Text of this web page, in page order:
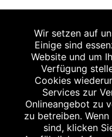
Abgabe in haushaltsüblichen
und Satzfehler keine Haftung.
Zu Risiken und
Sie Ihren Arzt oder Apotheker.
Angabe nach der deutschen
Wir setzen auf
Einige sind
Website und um
Verfügung
Cookies
Services zur
Onlineangebot zu
zu betreiben.
sind, klicken